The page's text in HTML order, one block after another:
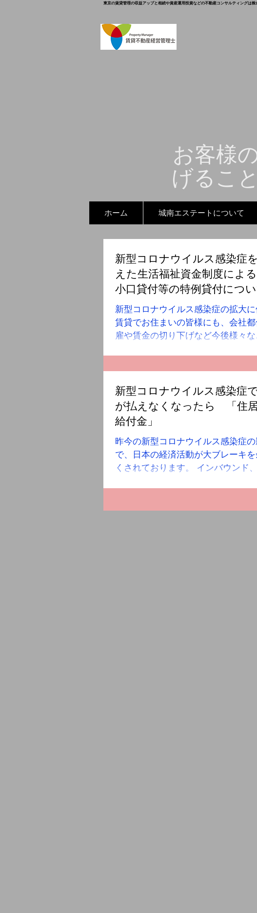
東京の賃貸管理の収益アップと相続や資産運用投資などの不動産コンサルティングは株
お客様
げるこ
ホーム 城南エステートについて
新型コロナウイルス感染症
えた生活福祉資金制度によ
小口貸付等の特例貸付につ
新型コロナウイルス感染症の拡大
賃貸でお住まいの皆様にも、会社
雇や賃金の切り下げなど今後様々
考えられます。 区や社会福祉協議
不安がある方はこういったサービ
お見知りおきください。 社会福祉協
新型コロナウイルス感染症で
が払えなくなったら 「住居
給付金」
昨今の新型コロナウイルス感染症
で、日本の経済活動が大ブレーキを
くされております。 インバウンド